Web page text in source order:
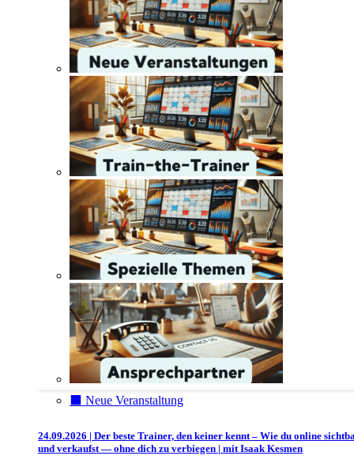
⬛️ Neue Veranstaltung
24.09.2026 | Der beste Trainer, den keiner kennt – Wie du online
und verkaufst — ohne dich zu verbiegen | mit Isaak Kesmen